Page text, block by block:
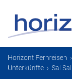
Horizont Fernreisen ›
Unterkünfte › Sal